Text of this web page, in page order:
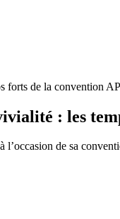
forts de la convention
: les
de sa